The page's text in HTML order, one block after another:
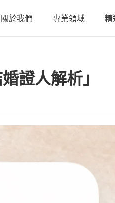
關於我們
年 主持律師
專業領域 精
證人解析」